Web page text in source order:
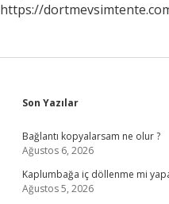
https://
Sidebar
Son Yazılar
Bağlantı kopyalarsam ne olur ?
Ağustos 6, 2026
Kaplumbağa iç döllenme mi
Ağustos 5, 2026